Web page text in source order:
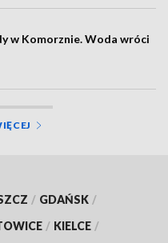
w Komorznie. Woda wróci
/ GDAŃSK /
/ KIELCE /